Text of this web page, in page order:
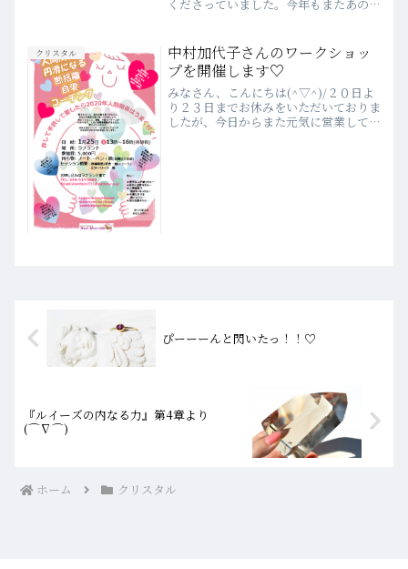
くださっていました。今年もまたあのバ
タルたちが入荷したのでご紹介します
ね！眺めながら思...
クリスタル
中村加代子さんのワークショッ
プを開催します♡
みなさん、こんにちは(^▽^)/２０日よ
り２３日までお休みをいただいておりま
したが、今日からまた元気に営業してお
ぴーーーんと閃いたっ！！♡
『ルイーズの内なる力』第4章より
(⌒∇⌒)
ホーム クリスタル